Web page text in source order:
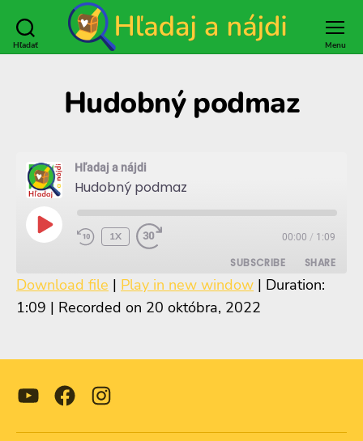
Hľadať
Hľadaj
nájdi
Menu
Hudobný podmaz
Hľadaj a nájdi
Hudobný podmaz
PLAY
EPISODE
1X 00:00 / 1:09
SUBSCRIBE SHARE
RSS FEED
SHARE
Download file | Play in new window | Duration:
1:09 | Recorded on 20 októbra, 2022
YouTubeFacebookInstagram